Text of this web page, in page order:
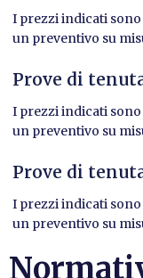
I prezzi indicati
un preventivo su
Prove di
I prezzi indicati
un preventivo su
Prove di
I prezzi indicati
un preventivo su